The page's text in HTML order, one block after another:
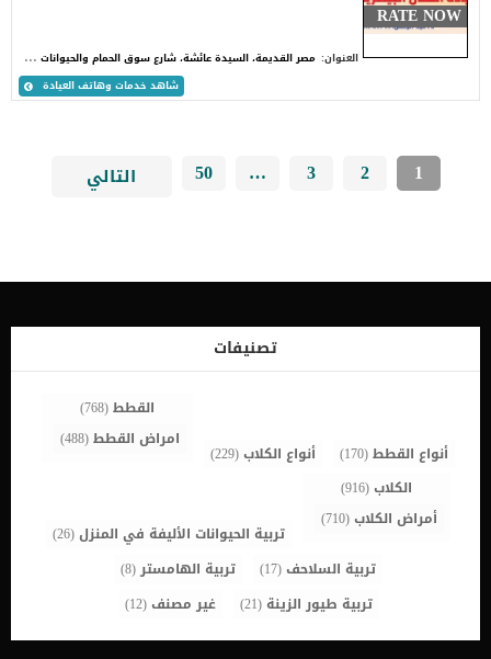
شاهد خدمات وهاتف العيادة
RATE NOW
العنوان: مصر القديمة، السيدة عائشة، شارع سوق الحمام والحيوانات الأليفة، الخارطة القديمه، أمام دار المناسبات.
1
2
3
…
50 التالي
تصنيفات
أنواع القطط(170) أنواع الكلاب(229)
القطط(768)
امراض القطط(488)
الكلاب(916)
أمراض الكلاب(710)
تربية الحيوانات الأليفة في المنزل(26)
تربية السلاحف(17) تربية الهامستر(8)
تربية طيور الزينة (21) غير مصنف(12)